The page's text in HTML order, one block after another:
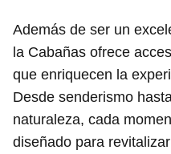
Además de ser un
la Cabañas ofrece
que enriquecen la
Desde senderismo
naturaleza, cada
diseñado para